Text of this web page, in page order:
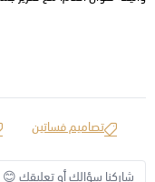
تصاميم فساتين